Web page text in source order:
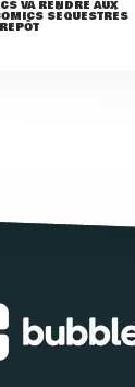
VA RENDRE AUX
SÉQUESTRÉS